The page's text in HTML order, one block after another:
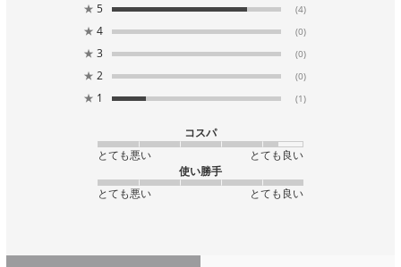
★ 5 (4)
★ 4 (0)
★ 3 (0)
★ 2 (0)
★ 1 (1)
コスパ
とても悪い
とても良い
使い勝手
とても悪い
とても良い